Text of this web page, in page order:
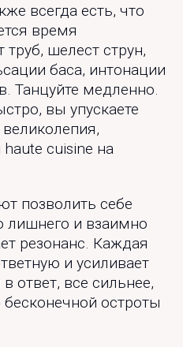
всегда есть, что
время
шелест струн,
баса, интонации
Танцуйте медленно.
вы упускаете
cuisine на
позволить себе
лишнего и взаимно
резонанс. Каждая
и усиливает
ответ, все сильнее,
остроты